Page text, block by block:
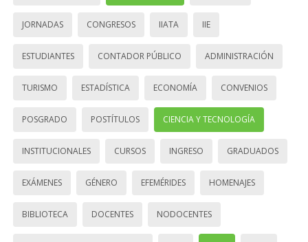
JORNADAS CONGRESOS IIATA IIE
ESTUDIANTES CONTADOR PÚBLICO ADMINISTRACIÓN
TURISMO ESTADÍSTICA ECONOMÍA CONVENIOS
POSGRADO POSTÍTULOS CIENCIA Y TECNOLOGÍA
INSTITUCIONALES CURSOS INGRESO GRADUADOS
EXÁMENES GÉNERO EFEMÉRIDES HOMENAJES
BIBLIOTECA DOCENTES NODOCENTES